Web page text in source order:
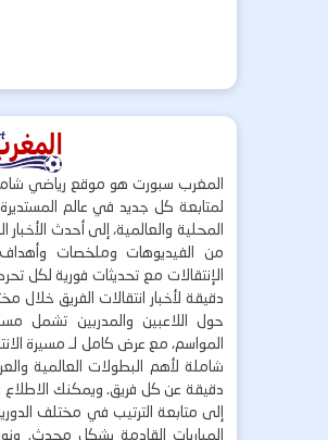
المغرب سبورت هو موقع رياضي
لمتابعة كل جديد في عالم
المحلية والعالمية، إلى أحدث الأخبار
من الفيديوهات وملخصات
الإنتقالات مع تحديثات فورية لكل
دقيقة لأخبار انتقالات الفريق
حول اللاعبين والمدربين تشمل
المواسم، مع عرض كامل لـ مسيرة
شاملة لأهم البطولات العالمية
دقيقة عن كل فريق. ويمكنك الاطلاع
إلى متابعة الترتيب في مختلف
المباريات القادمة بشكل محدث.